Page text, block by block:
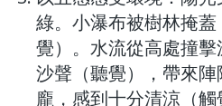
綠。小瀑布被樹林掩
覺）。水流從高處撞
沙聲（聽覺），帶來
龐，感到十分清涼（